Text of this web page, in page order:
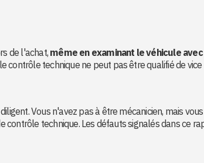
de l'achat,même en examinant le véhicule
contrôle technique ne peut pas être qualifié de vice
Vous n'avez pas à être mécanicien, mais vous
contrôle technique. Les défauts signalés dans ce